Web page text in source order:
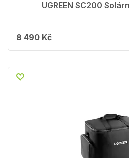
UGREEN SC200
8 490 Kč